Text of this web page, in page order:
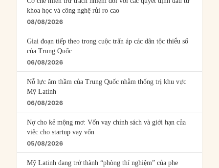
khoa học và công nghệ rủi ro cao
08/08/2026
Giai đoạn tiếp theo trong cuộc trấn áp các dân tộc thiểu số
của Trung Quốc
06/08/2026
Nỗ lực âm thầm của Trung Quốc nhằm thống trị khu vực
Mỹ Latinh
06/08/2026
Nợ cho kẻ mộng mơ: Vốn vay chính sách và giới hạn của
việc cho startup vay vốn
05/08/2026
Mỹ Latinh đang trở thành “phòng thí nghiệm” của phe